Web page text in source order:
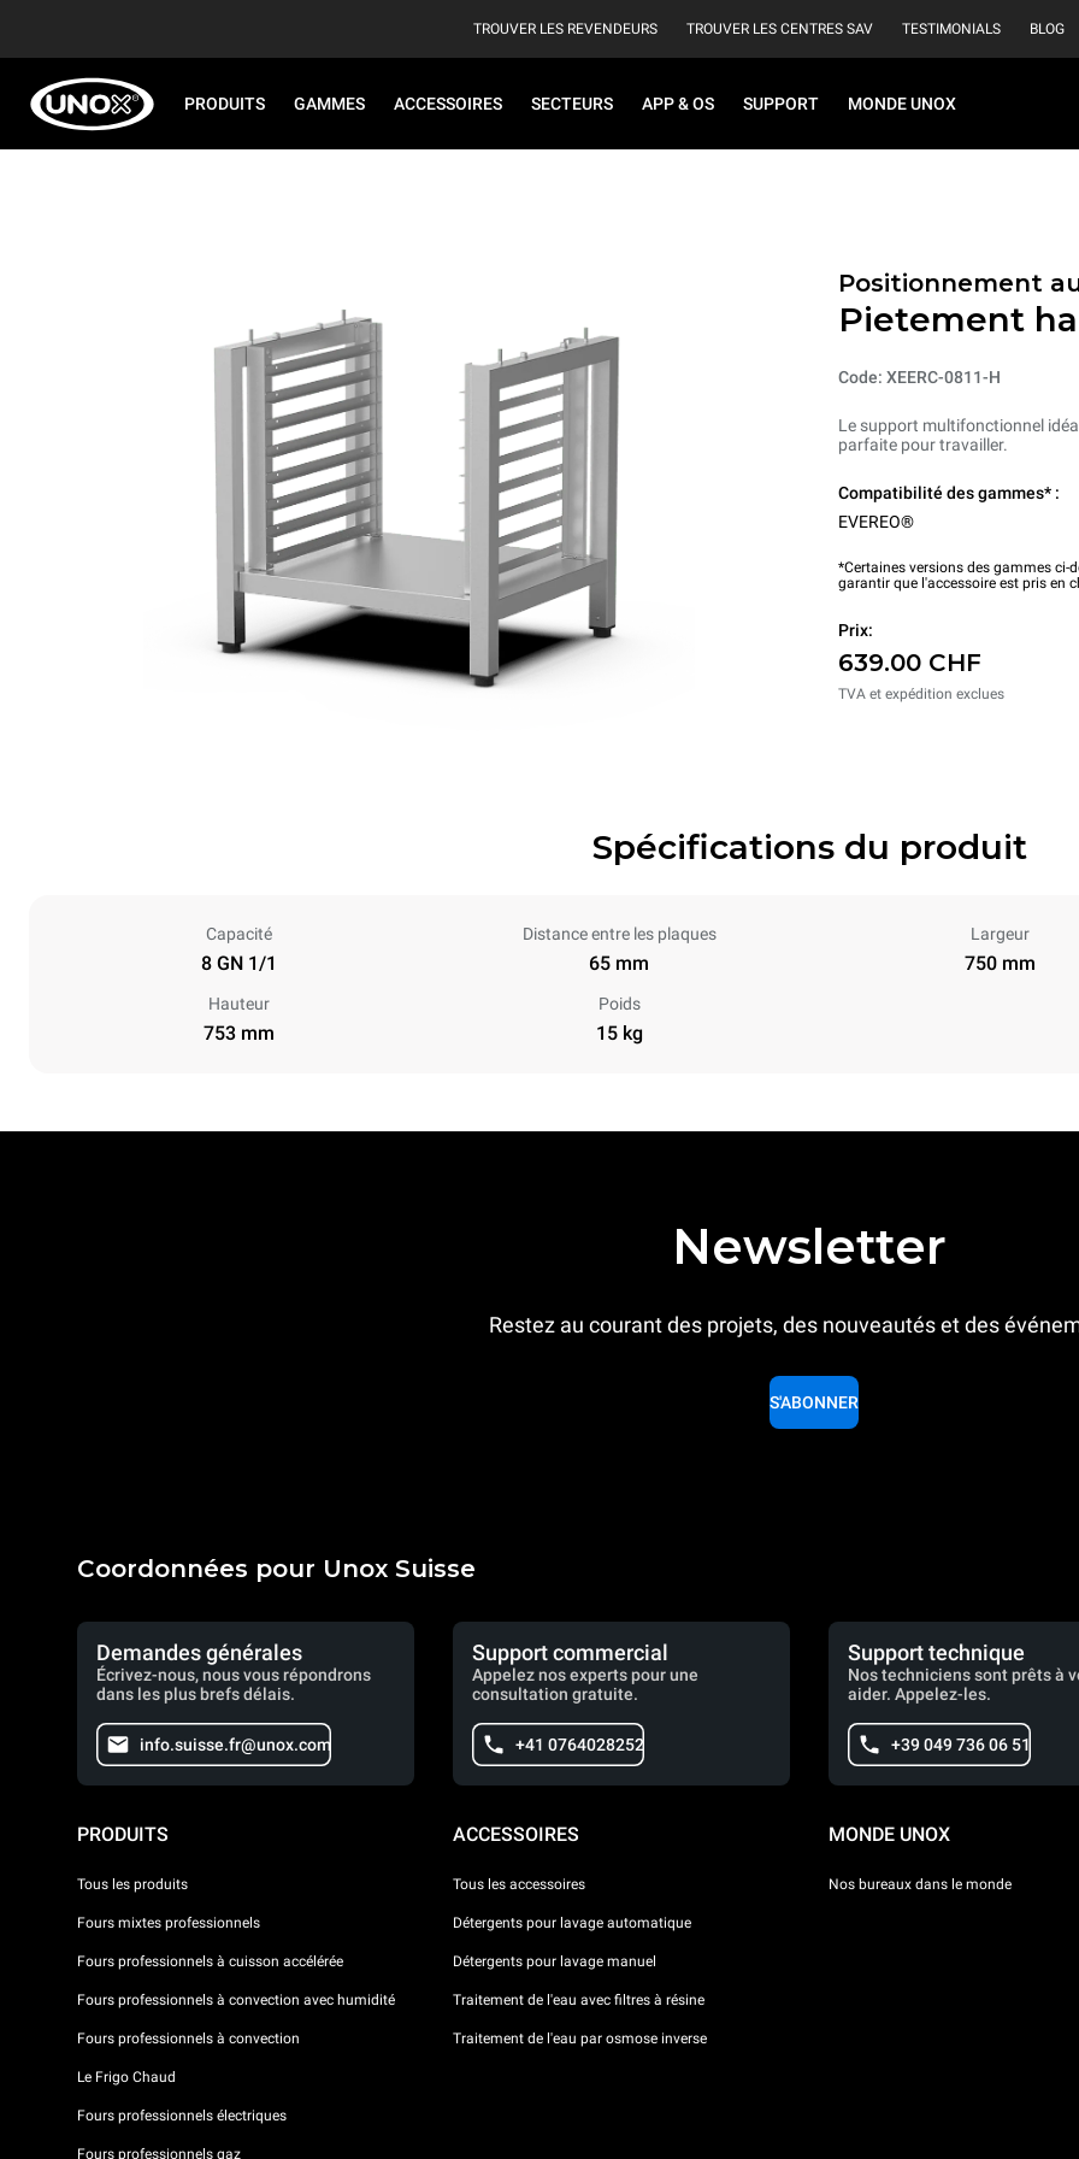
TROUVER LES REVENDEURS TROUVER LES CENTRES SAV TESTIMONIALS BLOG
PRODUITS GAMMES ACCESSOIRES SECTEURS APP & OS SUPPORT MONDE UNOX
Positionnement
Pietement
Code: XEERC-0811-H
Le support multifonctionnel
parfaite pour travailler.
Compatibilité des gammes* :
EVEREO®
*Certaines versions des gammes
garantir que l'accessoire est pris en
Prix:
639.00 CHF
TVA et expédition exclues
Spécifications du produit
Capacité
8 GN 1/1
Distance entre les plaques
65 mm
Largeur
750 mm
Hauteur
753 mm
Poids
15 kg
Newsletter
Restez au courant des projets, des nouveautés et des
S'ABONNER
Coordonnées pour Unox Suisse
Demandes générales
Écrivez-nous, nous vous répondrons
dans les plus brefs délais.
info.suisse.fr@unox.com
Support commercial
Appelez nos experts pour une
consultation gratuite.
+41 0764028252
Support technique
Nos techniciens sont prêts à
aider. Appelez-les.
+39 049 736 06 51
PRODUITS
Tous les produits
Fours mixtes professionnels
Fours professionnels à cuisson accélérée
Fours professionnels à convection avec humidité
Fours professionnels à convection
Le Frigo Chaud
Fours professionnels électriques
Fours professionnels gaz
ACCESSOIRES
Tous les accessoires
Détergents pour lavage automatique
Détergents pour lavage manuel
Traitement de l'eau avec filtres à résine
Traitement de l'eau par osmose inverse
MONDE UNOX
Nos bureaux dans le monde